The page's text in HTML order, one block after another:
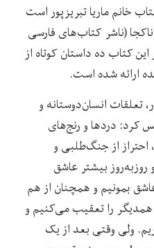
خانم ماریا تبریزپور است
(ناشر کتاب‌های فارسی
کتاب ده داستان کوتاه از
ارائه شده است.
تعلقات انسان‌دوستانه و
کرد: دردها و رنج‌های
از جنگ‌طلبی و
بیشتر عاشق
بمونیم و همچنان از هم
را تعقیب می‌کنیم و
ولی وقتی بعد از یک